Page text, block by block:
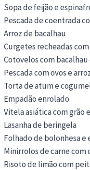
Sopa de feijão e
Pescada de coentrada
Arroz de bacalhau
Curgetes recheadas
Cotovelos com
Pescada com ovos e
Torta de atum e
Empadão enrolado
Vitela asiática com grão
Lasanha de beringela
Folhado de bolonhesa e
Minirrolos de carne com
Risoto de limão com